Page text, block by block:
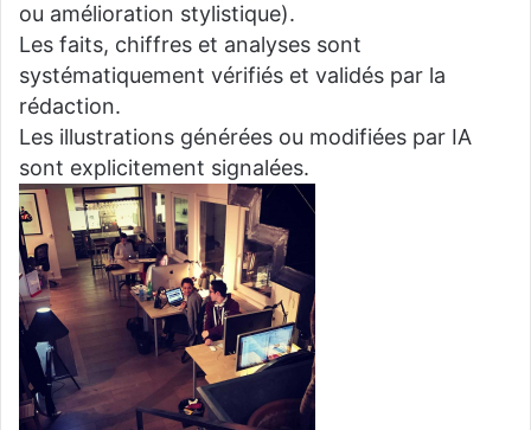
ou amélioration stylistique).
Les faits, chiffres et analyses sont
systématiquement vérifiés et validés par la
rédaction.
Les illustrations générées ou modifiées par IA
sont explicitement signalées.